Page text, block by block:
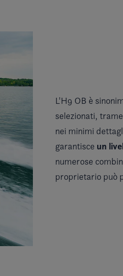
L'H9 OB è
selezionati,
nei minimi
garantisce un
numerose
proprietario può